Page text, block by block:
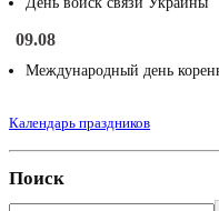
09.08
Международный день
Календарь праздников
Поиск